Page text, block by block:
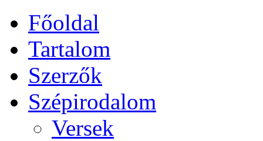
Főoldal
Tartalom
Szerzők
Szépirodalom
Versek